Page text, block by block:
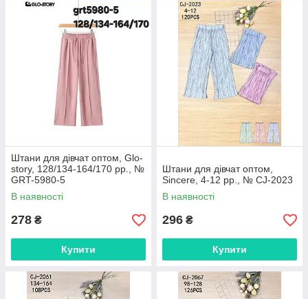
Штани для дівчат оптом, Glo-
story, 128/134-164/170 рр., №
GRT-5980-5
В наявності
278 ₴
Купити
Штани для дівчат оптом,
Sincere, 4-12 рр., № CJ-2023
В наявності
296 ₴
Купити